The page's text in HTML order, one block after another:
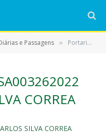
e Passagens » PortariaAvulsa003262022 JOSE CARLOS SILVA CORREA
CORREA
SILVA CORREA